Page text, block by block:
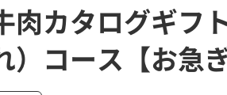
肉カタログギ
）コース【お急ぎ